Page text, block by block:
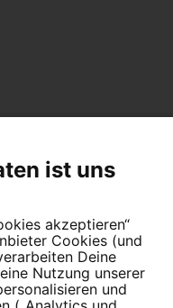
Schließe Dich 4,5
ist uns
akzeptieren“
Cookies (und
Deine
Nutzung unserer
und